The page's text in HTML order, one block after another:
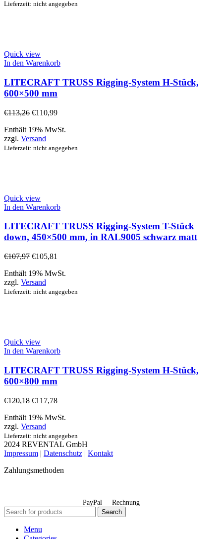
Lieferzeit: nicht angegeben
Quick view
In den Warenkorb
LITECRAFT TRUSS Rigging-System H-Stück,
600×500 mm
€113,26 €110,99
Enthält 19% MwSt.
zzgl. Versand
Lieferzeit: nicht angegeben
Quick view
In den Warenkorb
LITECRAFT TRUSS Rigging-System T-Stück
down, 450×500 mm, in RAL9005 schwarz matt
€107,97 €105,81
Enthält 19% MwSt.
zzgl. Versand
Lieferzeit: nicht angegeben
Quick view
In den Warenkorb
LITECRAFT TRUSS Rigging-System H-Stück,
600×800 mm
€120,18 €117,78
Enthält 19% MwSt.
zzgl. Versand
Lieferzeit: nicht angegeben
2024 REVENTAL GmbH
Impressum | Datenschutz | Kontakt
Zahlungsmethoden
PayPal Rechnung
Search
Menu